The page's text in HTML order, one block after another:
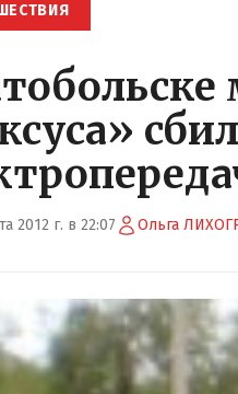
2012 г. в 22:07 Ольга